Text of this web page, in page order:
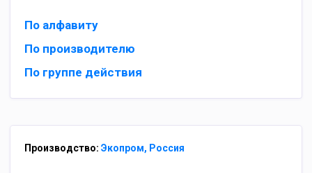
По алфавиту
По производителю
По группе действия
Производство: Экопром, Россия